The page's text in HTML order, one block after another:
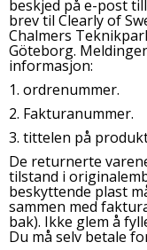
beskjed på e-post
brev til Clearly of
Chalmers
Göteborg.
informasjon:
1. ordrenummer.
2. Fakturanummer.
3. tittelen på
De returnerte
tilstand i
beskyttende plast
sammen med
bak). Ikke glem å
Du må selv betale